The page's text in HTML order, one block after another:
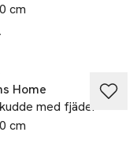
cm
Home
med fjäder
cm